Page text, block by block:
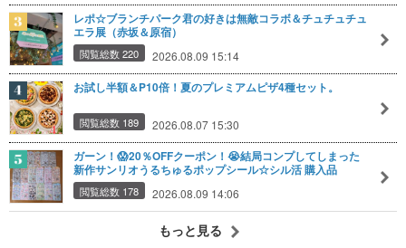
レポ☆ブランチパーク君の好きは無敵コラボ＆チュチュチュ
エラ展（赤坂＆原宿）
閲覧総数 220 2026.08.09 15:14
お試し半額＆P10倍！夏のプレミアムピザ4種セット。
閲覧総数 189 2026.08.07 15:30
ガーン！😱20％OFFクーポン！😭結局コンプしてしまった
新作サンリオうるちゅるポップシール☆シル活 購入品
閲覧総数 178 2026.08.09 14:06
もっと見る